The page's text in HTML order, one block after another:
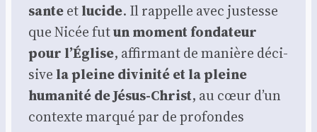
santeetlucide. Il rap­pelle avec jus­tesse
que Nicée futun moment fon­da­teur
pour l’Église, affir­mant de manière déci­
sive la pleine divi­ni­té et la pleine
huma­ni­té de Jésus-Christ, au cœur d’un
contexte mar­qué par de pro­fondes